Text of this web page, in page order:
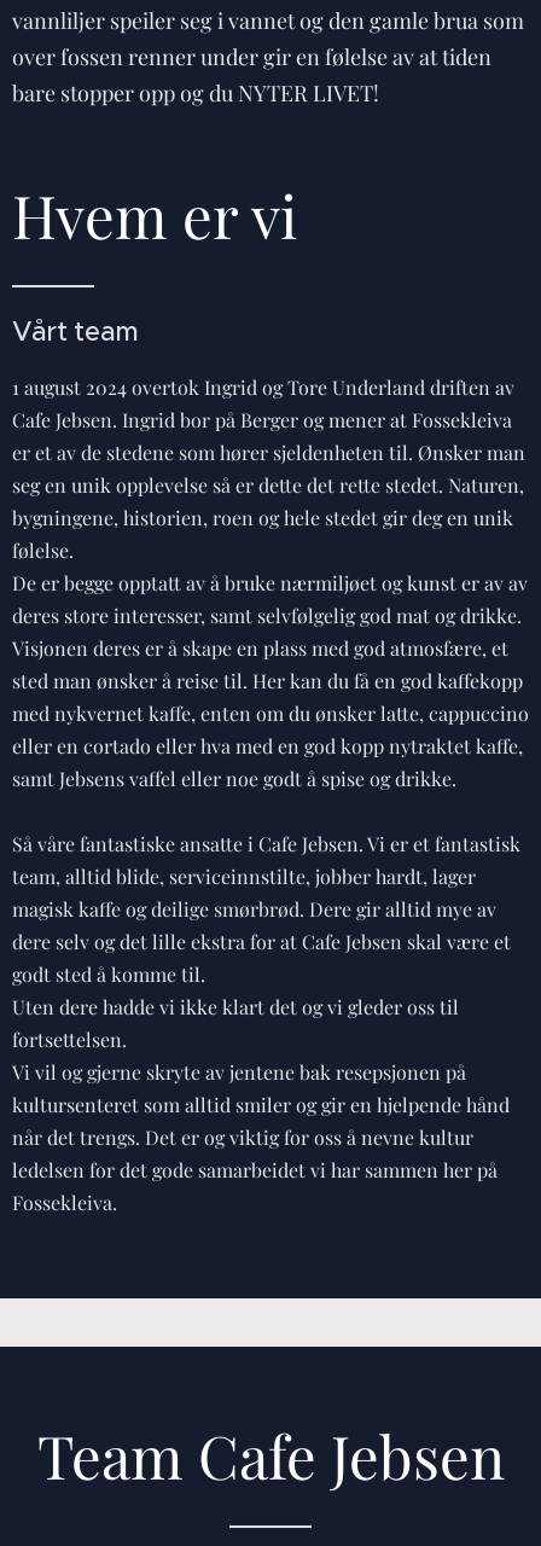
vannliljer speiler seg i vannet og den gamle brua som
over fossen renner under gir en følelse av at tiden
bare stopper opp og du NYTER LIVET!
Hvem er vi
Vårt team
1 august 2024 overtok Ingrid og Tore Underland driften av
Cafe Jebsen. Ingrid bor på Berger og mener at Fossekleiva
er et av de stedene som hører sjeldenheten til. Ønsker man
seg en unik opplevelse så er dette det rette stedet. Naturen,
bygningene, historien, roen og hele stedet gir deg en unik
følelse.
De er begge opptatt av å bruke nærmiljøet og kunst er av av
deres store interesser, samt selvfølgelig god mat og drikke.
Visjonen deres er å skape en plass med god atmosfære, et
sted man ønsker å reise til. Her kan du få en god kaffekopp
med nykvernet kaffe, enten om du ønsker latte, cappuccino
eller en cortado eller hva med en god kopp nytraktet kaffe,
samt Jebsens vaffel eller noe godt å spise og drikke.
Så våre fantastiske ansatte i Cafe Jebsen. Vi er et fantastisk
team, alltid blide, serviceinnstilte, jobber hardt, lager
magisk kaffe og deilige smørbrød. Dere gir alltid mye av
dere selv og det lille ekstra for at Cafe Jebsen skal være et
godt sted å komme til.
Uten dere hadde vi ikke klart det og vi gleder oss til
fortsettelsen.
Vi vil og gjerne skryte av jentene bak resepsjonen på
kultursenteret som alltid smiler og gir en hjelpende hånd
når det trengs. Det er og viktig for oss å nevne kultur
ledelsen for det gode samarbeidet vi har sammen her på
Fossekleiva.
Team Cafe Jebsen